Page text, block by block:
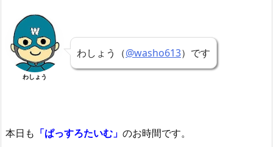
わしょう
わしょう（@washo613）です
本日も 「ぱっすろたいむ」 のお時間です。